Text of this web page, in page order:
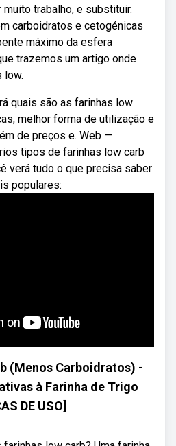
trabalho, e substituir.
carboidratos e cetogénicas
máximo da esfera
trazemos um artigo onde
low.
quais são as farinhas low
melhor forma de utilização e
de preços e. Web —
tipos de farinhas low carb
verá tudo o que precisa saber
populares:
(Menos Carboidratos) -
à Farinha de Trigo
DE USO]